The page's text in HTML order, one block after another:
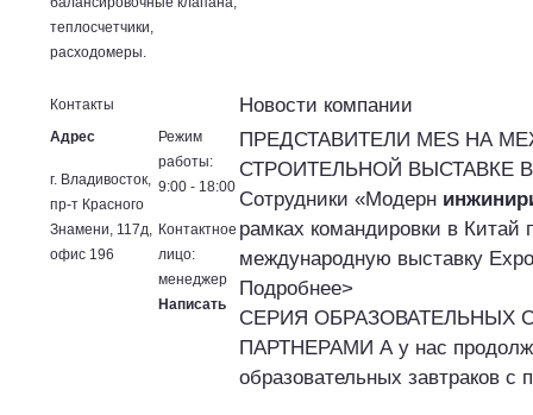
теплосчетчики,
расходомеры.
Контакты Новости компании
Адрес
г. Владивосток,
пр-т Красного
Знамени, 117д,
офис 196
Режим
работы:
9:00 - 18:00
Контактное
лицо:
менеджер
Написать
ПРЕДСТАВИТЕЛИ MES НА
СТРОИТЕЛЬНОЙ ВЫСТАВКЕ
Сотрудники «Модерн
рамках командировки в Китай
международную выставку
Подробнее>
СЕРИЯ ОБРАЗОВАТЕЛЬНЫХ
ПАРТНЕРАМИ А у нас
образовательных завтраков с